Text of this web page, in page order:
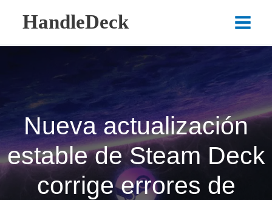
contenido
HandleDeck
Main
Nueva actualización
estable de Steam Deck
corrige errores de